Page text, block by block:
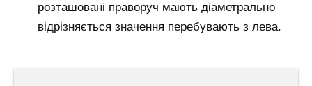
розташовані праворуч мають діаметрально
відрізняється значення перебувають з лева.